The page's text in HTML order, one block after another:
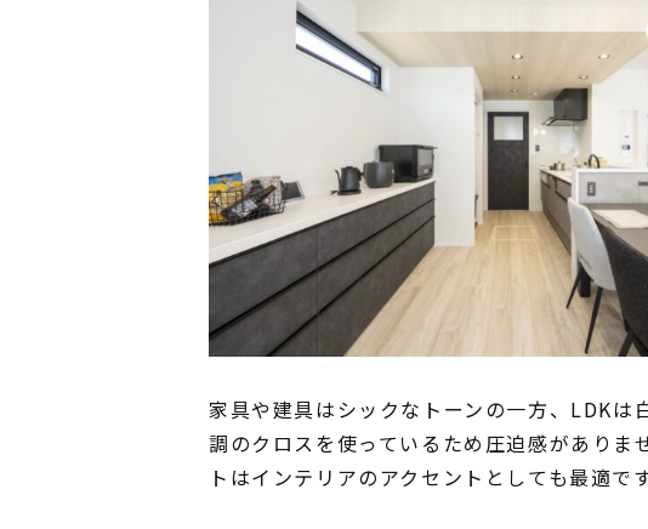
家具や建具はシックなトーンの一方、LDK
調のクロスを使っているため圧迫感があり
トはインテリアのアクセントとしても最適で